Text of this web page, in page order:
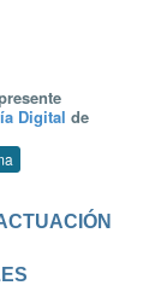
Digital de